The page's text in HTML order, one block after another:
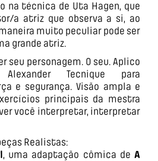
na técnica de Uta Hagen, que
a atriz que observa a si, ao
muito peculiar pode ser
grande atriz.
seu personagem. O seu. Aplico
Tecnique para
e segurança. Visão ampla e
principais da mestra
você interpretar, interpretar
Realistas:
, uma adaptação cômica de A